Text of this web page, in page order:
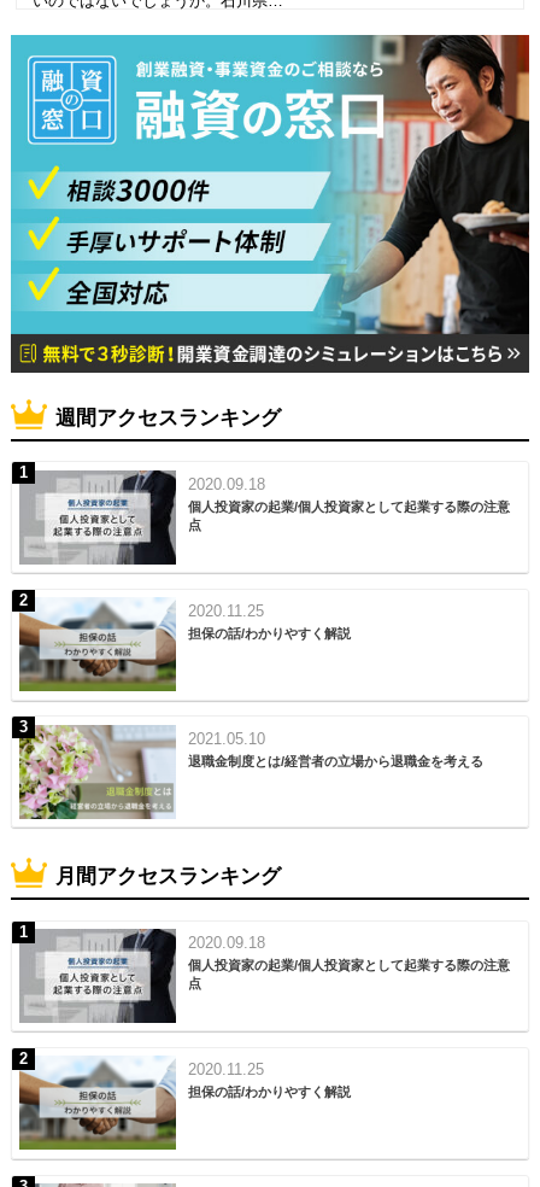
週間アクセスランキング
2020.09.18
個人投資家の起業/個人投資家として起業する際の注意
点
2020.11.25
担保の話/わかりやすく解説
2021.05.10
退職金制度とは/経営者の立場から退職金を考える
月間アクセスランキング
2020.09.18
個人投資家の起業/個人投資家として起業する際の注意
点
2020.11.25
担保の話/わかりやすく解説